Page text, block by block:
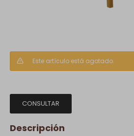
Este artículo está agotado.
CONSULTAR
Descripción